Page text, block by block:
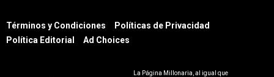
Términos y Condiciones
Políticas de Privacidad
Política Editorial
Ad Choices
La Página Millonaria, al igual que